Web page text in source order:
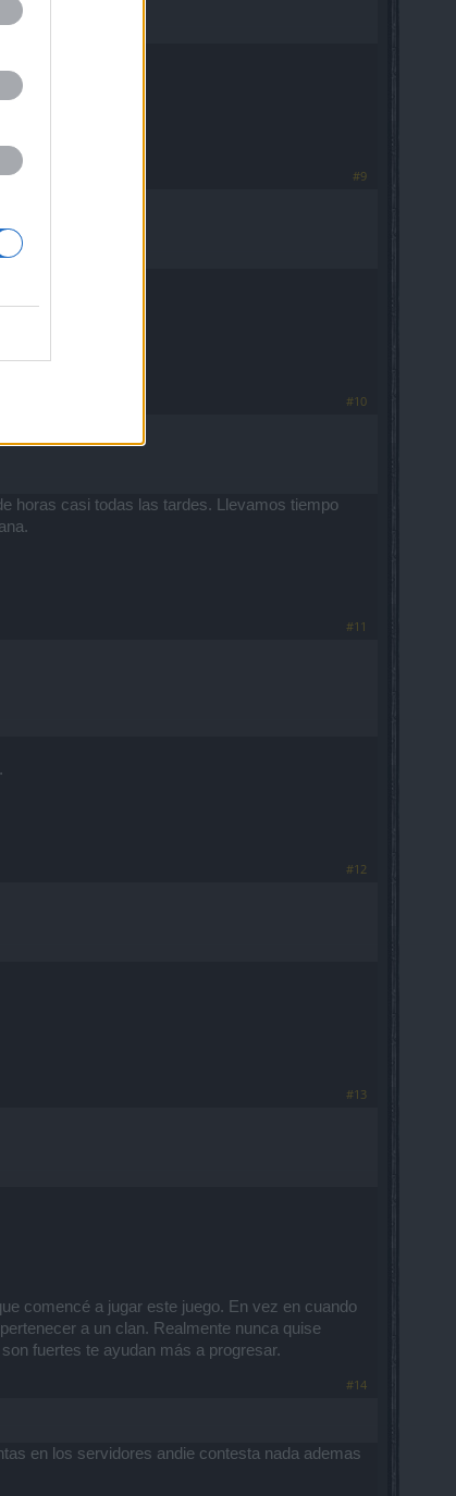
#9
#10
horas casi todas las tardes. Llevamos tiempo
#11
#12
#13
comencé a jugar este juego. En vez en cuando
a un clan. Realmente nunca quise
fuertes te ayudan más a progresar.
#14
en los servidores andie contesta nada ademas